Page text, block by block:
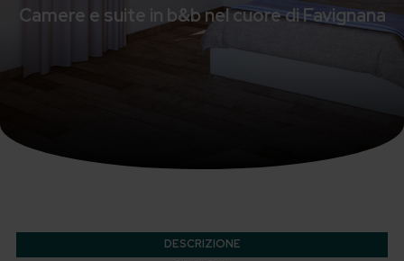
Camere e suite in b&b nel cuore di Favignana
DESCRIZIONE